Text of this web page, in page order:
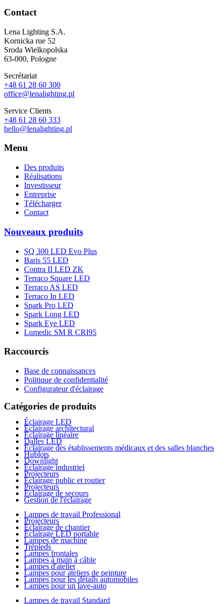
Contact
Lena Lighting S.A.
Kornicka rue 52
Sroda Wielkopolska
63-000, Pologne
Secrétariat
+48 61 28 60 300
office@lenalighting.pl
Service Clients
+48 61 28 60 333
hello@lenalighting.pl
Menu
Des produits
Réalisations
Investisseur
Entreprise
Télécharger
Contact
Nouveaux produits
SQ 300 LED Evo Plus
Baris 55 LED
Contra II LED ZK
Terraco Square LED
Terraco AS LED
Terraco In LED
Spark Pro LED
Spark Long LED
Spark Eye LED
Lumedic SM R CRI95
Raccourcis
Base de connaissances
Politique de confidentialité
Configurateur d'éclairage
Catégories de produits
Éclairage LED
Éclairage architectural
Éclairage linéaire
Dalles LED
Éclairage des établissements médicaux et des salles blanches
Hublots
Downlight
Éclairage industriel
Projecteurs
Éclairage public et routier
Projecteurs
Éclairage de secours
Gestion de l'éclairage
Lampes de travail Professional
Projecteurs
Éclairage de chantier
Éclairage LED portable
Lampes de machine
Trépieds
Lampes frontales
Lampes à main à câble
Lampes d'atelier
Lampes pour ateliers de peinture
Lampes pour les détails automobiles
Lampes pour un lave-auto
Lampes de travail Standard